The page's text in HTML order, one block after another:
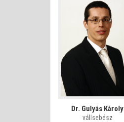
Dr. Gulyás Károly
vállsebész